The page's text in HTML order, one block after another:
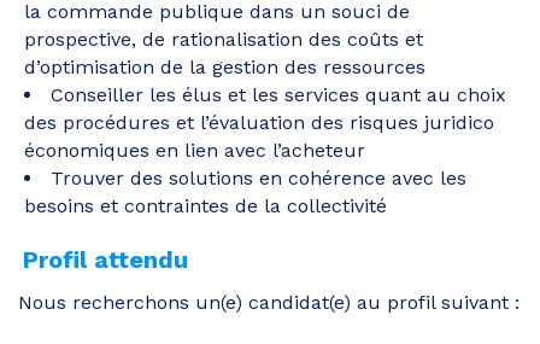
la commande publique dans un souci de
prospective, de rationalisation des coûts et
d’optimisation de la gestion des ressources
Conseiller les élus et les services quant au choix
des procédures et l’évaluation des risques juridico
économiques en lien avec l’acheteur
Trouver des solutions en cohérence avec les
besoins et contraintes de la collectivité
Profil attendu
Nous recherchons un(e) candidat(e) au profil suivant :